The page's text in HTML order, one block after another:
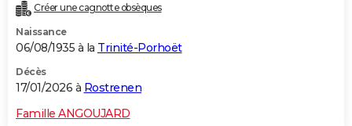
Créer une cagnotte obsèques
Naissance
06/08/1935 à la Trinité-Porhoët
Décès
17/01/2026 à Rostrenen
Famille ANGOUJARD